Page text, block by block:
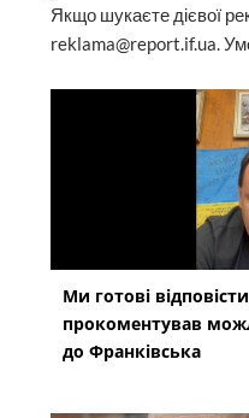
Якщо шукаєте дієвої
reklama@report.if.ua.
Ми готові
прокоментував
до Франківська